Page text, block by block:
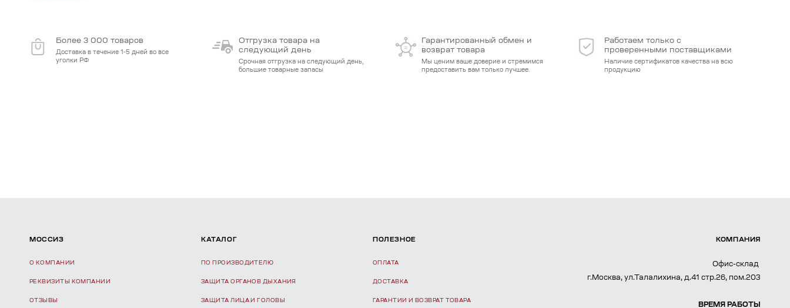
Более 3 000 товаров
Доставка в течение 1-5 дней во все
уголки РФ
Отгрузка товара на
следующий день
Срочная отгрузка на следующий день,
большие товарные запасы
Гарантированный обмен и
возврат товара
Мы ценим ваше доверие и стремимся
предоставить вам только лучшее.
Работаем только с
проверенными поставщиками
Наличие сертификатов качества на всю
продукцию
МОССИЗ
О КОМПАНИИ
РЕКВИЗИТЫ КОМПАНИИ
ОТЗЫВЫ
КАТАЛОГ
ПО ПРОИЗВОДИТЕЛЮ
ЗАЩИТА ОРГАНОВ ДЫХАНИЯ
ЗАЩИТА ЛИЦА И ГОЛОВЫ
ПОЛЕЗНОЕ
ОПЛАТА
ДОСТАВКА
ГАРАНТИИ И ВОЗВРАТ ТОВАРА
КОМПАНИЯ
Офис-склад
г.Москва, ул.Талалихина, д.41 стр.26, пом.203
ВРЕМЯ РАБОТЫ